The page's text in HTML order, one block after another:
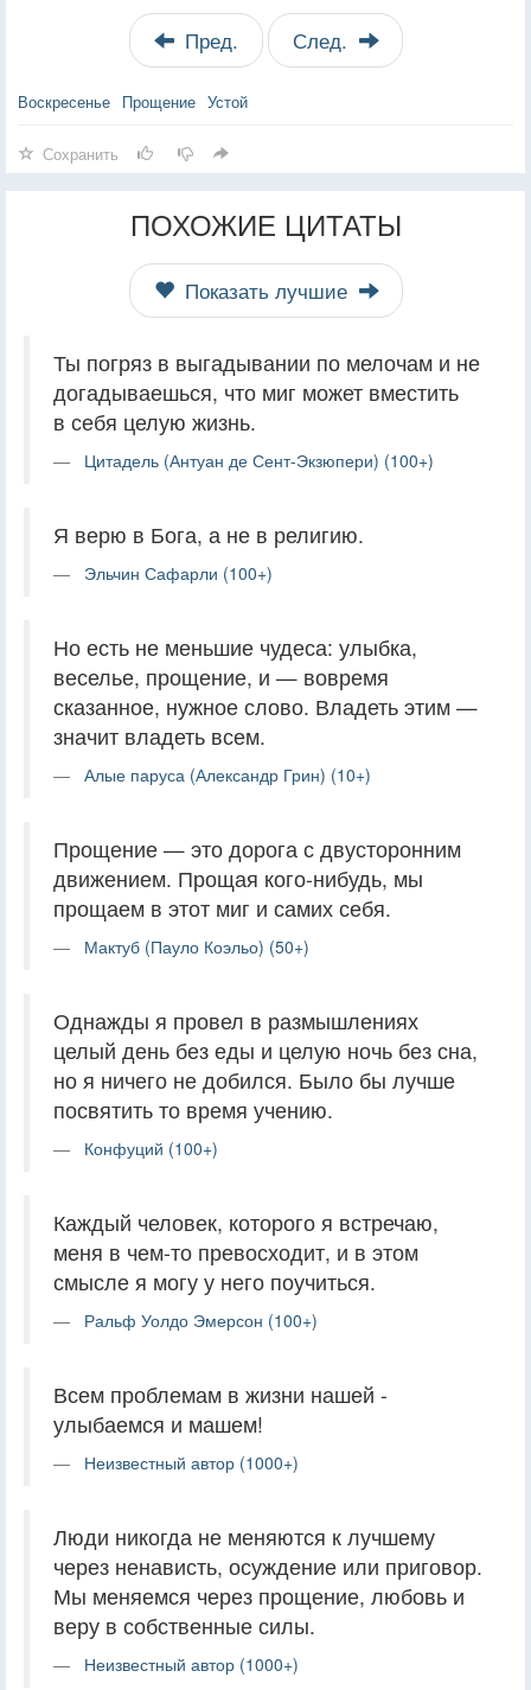
Пред. След.
Воскресенье Прощение Устой
Сохранить
ПОХОЖИЕ ЦИТАТЫ
Показать лучшие
Ты погряз в выгадывании по мелочам и не
догадываешься, что миг может вместить
в себя целую жизнь.
Цитадель (Антуан де Сент-Экзюпери) (100+)
Я верю в Бога, а не в религию.
Эльчин Сафарли (100+)
Но есть не меньшие чудеса: улыбка,
веселье, прощение, и — вовремя
сказанное, нужное слово. Владеть этим —
значит владеть всем.
Алые паруса (Александр Грин) (10+)
Прощение — это дорога с двусторонним
движением. Прощая кого-нибудь, мы
прощаем в этот миг и самих себя.
Мактуб (Пауло Коэльо) (50+)
Однажды я провел в размышлениях
целый день без еды и целую ночь без сна,
но я ничего не добился. Было бы лучше
посвятить то время учению.
Конфуций (100+)
Каждый человек, которого я встречаю,
меня в чем-то превосходит, и в этом
смысле я могу у него поучиться.
Ральф Уолдо Эмерсон (100+)
Всем проблемам в жизни нашей -
улыбаемся и машем!
Неизвестный автор (1000+)
Люди никогда не меняются к лучшему
через ненависть, осуждение или приговор.
Мы меняемся через прощение, любовь и
веру в собственные силы.
Неизвестный автор (1000+)